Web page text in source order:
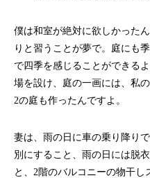
僕は和室が絶対に欲しかった
りと習うことが夢で。庭にも
で四季を感じることができる
場を設け、庭の一画には、私
2の庭も作ったんですよ。
妻は、雨の日に車の乗り降り
別にすること、雨の日には脱
と、2階のバルコニーの物干